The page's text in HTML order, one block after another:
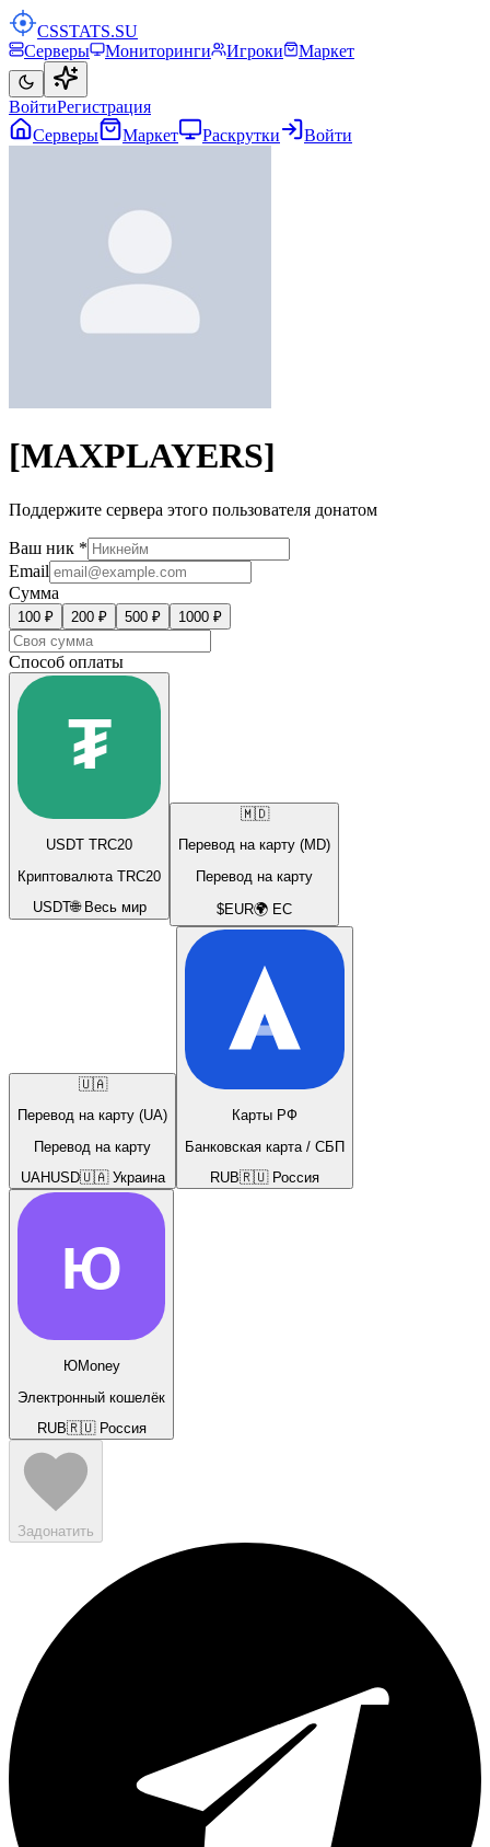
CSSTATS.SU
Серверы
Мониторинги Игроки Маркет
ВойтиРегистрация
Серверы
Маркет Раскрутки Войти
[MAXPLAYERS]
Поддержите сервера этого пользователя донатом
Ваш ник *
Email
Сумма
100 ₽ 200 ₽ 500 ₽ 1000 ₽
Способ оплаты
₮
USDT TRC20
Криптовалюта TRC20
USDT🌐 Весь мир
🇲🇩
Перевод на карту (MD)
Перевод на карту
$EUR🌍 ЕС
🇺🇦
Перевод на карту (UA)
Перевод на карту
UAHUSD🇺🇦 Украина
Карты РФ
Банковская карта / СБП
RUB🇷🇺 Россия
Ю
ЮMoney
Электронный кошелёк
RUB🇷🇺 Россия
Задонатить